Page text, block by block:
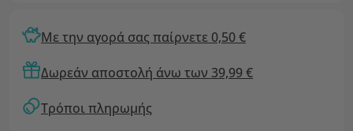
Με την αγορά σας παίρνετε 0,50 €
Δωρεάν αποστολή άνω των 39,99 €
Τρόποι πληρωμής